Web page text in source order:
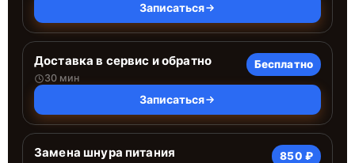
Записаться
Доставка в сервис и обратно
30 мин
Бесплатно
Записаться
Замена шнура питания 850 ₽